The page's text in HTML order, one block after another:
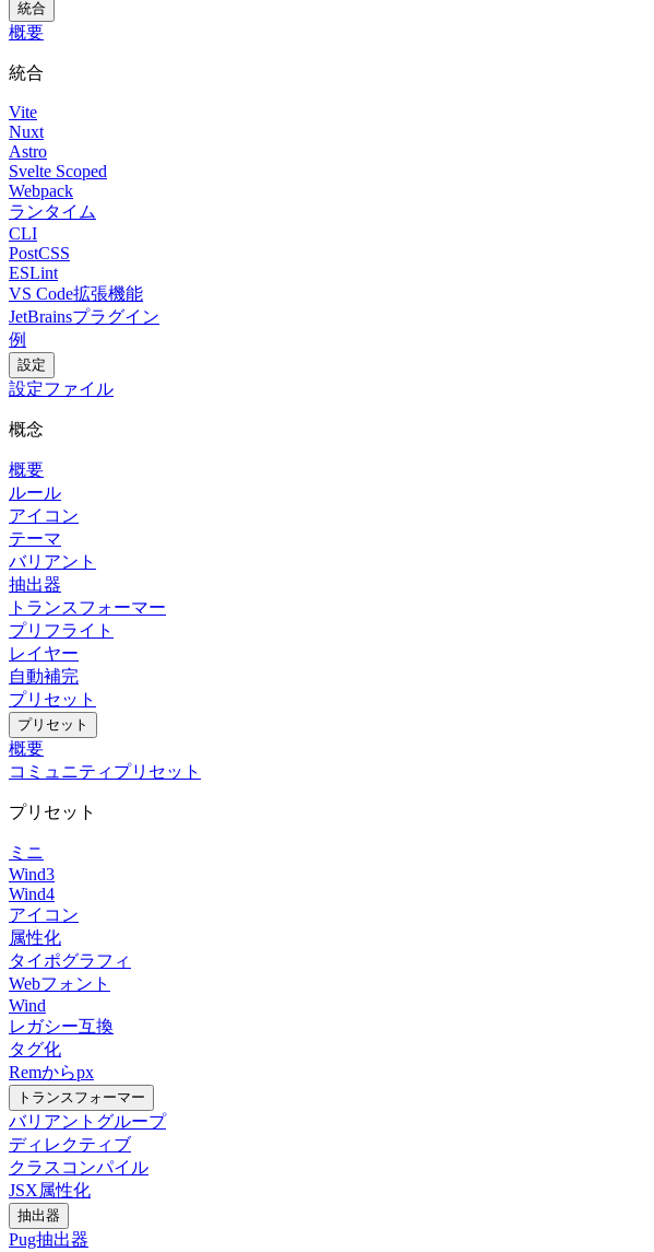
統合
概要
統合
Vite
Nuxt
Astro
Svelte Scoped
Webpack
ランタイム
CLI
PostCSS
ESLint
VS Code拡張機能
JetBrainsプラグイン
例
設定
設定ファイル
概念
概要
ルール
アイコン
テーマ
バリアント
抽出器
トランスフォーマー
プリフライト
レイヤー
自動補完
プリセット
プリセット
概要
コミュニティプリセット
プリセット
ミニ
Wind3
Wind4
アイコン
属性化
タイポグラフィ
Webフォント
Wind
レガシー互換
タグ化
Remからpx
トランスフォーマー
バリアントグループ
ディレクティブ
クラスコンパイル
JSX属性化
抽出器
Pug抽出器